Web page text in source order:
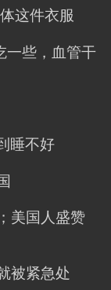
这件衣服
一些，血管干
睡不好
美国人盛赞
被紧急处